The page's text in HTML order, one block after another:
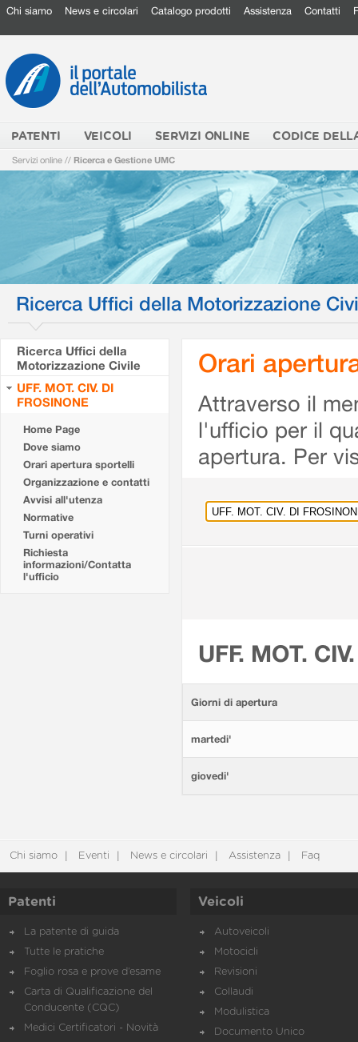
Chi siamo News e circolari Catalogo prodotti Assistenza Contatti
PATENTI VEICOLI SERVIZI ONLINE CODICE
Servizi online // Ricerca e Gestione UMC
Ricerca Uffici della Motorizzazione
Ricerca Uffici della
Motorizzazione Civile
UFF. MOT. CIV. DI
FROSINONE
Home Page
Dove siamo
Orari apertura sportelli
Organizzazione e contatti
Avvisi all'utenza
Normative
Turni operativi
Richiesta
informazioni/Contatta
l'ufficio
Orari
Attraverso il
l'ufficio per il
apertura. Per
UFF. MOT.
Giorni di apertura
martedi'
giovedi'
Chi siamo Eventi News e circolari Assistenza Faq
Patenti
La patente di guida
Tutte le pratiche
Foglio rosa e prove d’esame
Carta di Qualificazione del
Conducente (CQC)
Medici Certificatori - Novità
Veicoli
Autoveicoli
Motocicli
Revisioni
Collaudi
Modulistica
Documento Unico